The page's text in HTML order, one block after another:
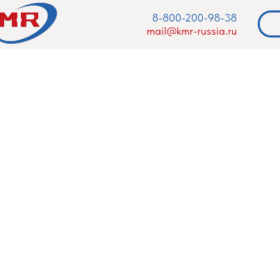
8-800-200-98-38
mail@kmr-russia.ru